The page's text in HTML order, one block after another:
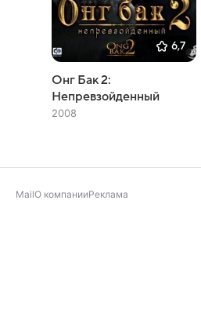
6,7
Онг Бак 2:
Непревзойденный
2008
MailО компанииРеклама